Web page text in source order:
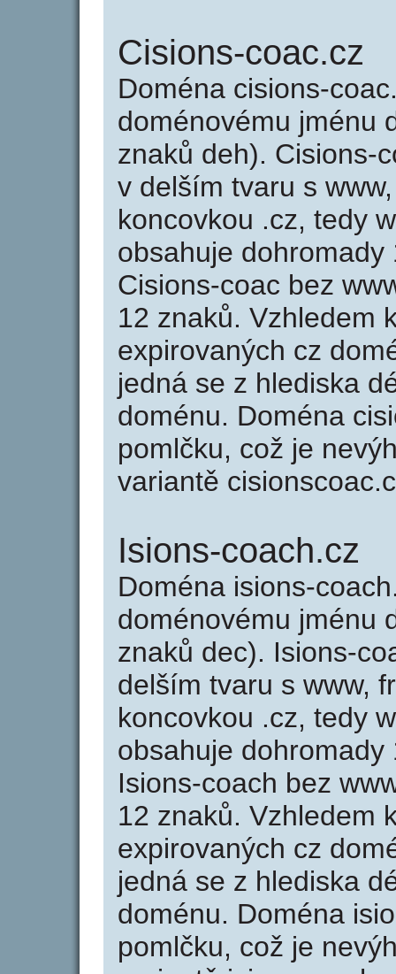
Cisions-coac.cz
Doména cisions-
doménovému jménu
znaků deh). Cisions-
v delším tvaru s
koncovkou .cz, tedy
obsahuje
Cisions-coac bez
12 znaků. Vzhledem
expirovaných cz
jedná se z hlediska
doménu. Doména
pomlčku, což je
variantě
Isions-coach.cz
Doména isions-
doménovému jménu
znaků dec). Isions-
delším tvaru s www,
koncovkou .cz, tedy
obsahuje
Isions-coach bez
12 znaků. Vzhledem
expirovaných cz
jedná se z hlediska
doménu. Doména
pomlčku, což je